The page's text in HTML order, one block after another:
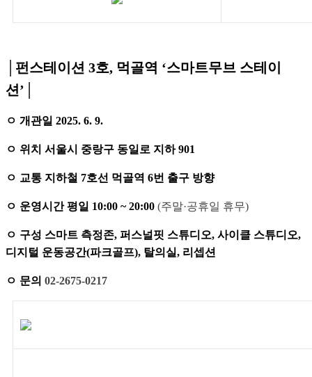
│펀스테이션 3호, 먹골역 ‘스마트무브 스테이
션’│
ㅇ 개관일 2025. 6. 9.
ㅇ 위치 서울시 중랑구 동일로 지하 901
ㅇ 교통 지하철 7호선 먹골역 6번 출구 방향
ㅇ 운영시간평일 10:00 ~ 20:00 (주말·공휴일 휴무)
ㅇ 구성 스마트 측정존, 퍼스널핏 스튜디오, 사이클 스튜디오,
디지털 운동공간(파크골프), 탈의실, 리셉션
ㅇ 문의 02-2675-0217